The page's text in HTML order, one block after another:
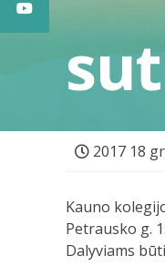
2017 18
Kauno
Petrausko g.
Dalyviams